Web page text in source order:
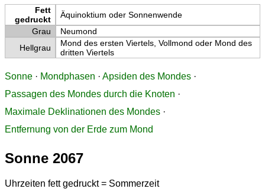
Fett
gedruckt
Äquinoktium oder Sonnenwende
Grau
Neumond
Hellgrau
Mond des ersten Viertels, Vollmond oder Mond des
dritten Viertels
Sonne · Mondphasen · Apsiden des Mondes ·
Passagen des Mondes durch die Knoten ·
Maximale Deklinationen des Mondes ·
Entfernung von der Erde zum Mond
Sonne 2067
Uhrzeiten fett gedruckt = Sommerzeit